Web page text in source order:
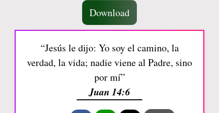
Download
“Jesús le dijo: Yo soy el camino, la
verdad, la vida; nadie viene al Padre, sino
por mí”
Juan 14:6